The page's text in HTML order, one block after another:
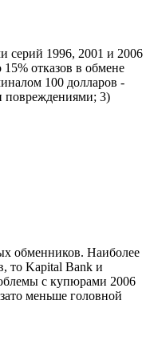
серий 1996, 2001 и 2006
отказов в обмене
100 долларов -
повреждениями; 3)
обменников. Наиболее
то Kapital Bank и
с купюрами 2006
меньше головной